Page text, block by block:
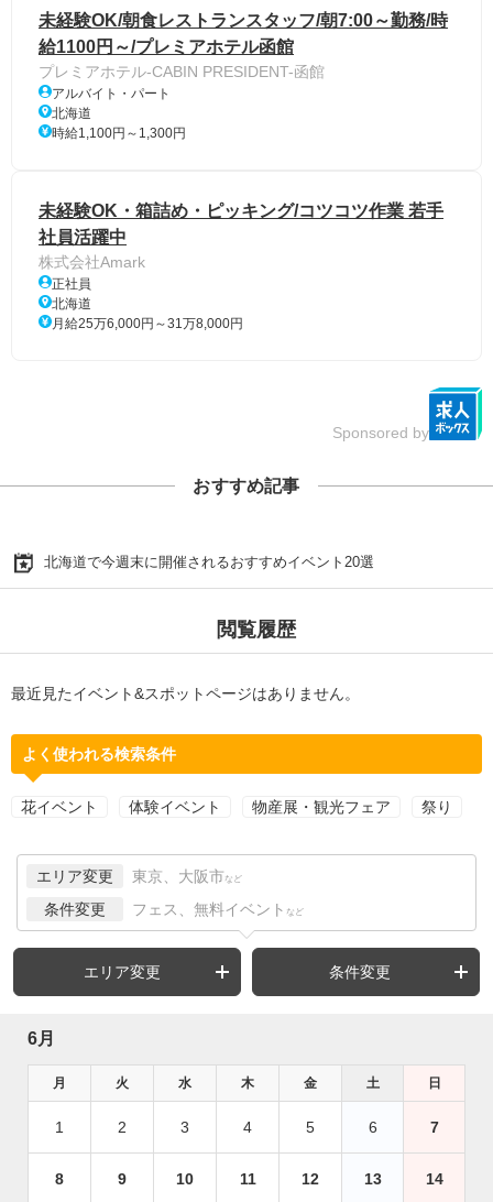
未経験OK/朝食レストランスタッフ/朝7:00～勤務/時
給1100円～/プレミアホテル函館
プレミアホテル-CABIN PRESIDENT-函館
アルバイト・パート
北海道
時給1,100円～1,300円
未経験OK・箱詰め・ピッキング/コツコツ作業 若手
社員活躍中
株式会社Amark
正社員
北海道
月給25万6,000円～31万8,000円
Sponsored by
おすすめ記事
北海道で今週末に開催されるおすすめイベント20選
閲覧履歴
最近見たイベント&スポットページはありません。
よく使われる検索条件
花イベント 体験イベント 物産展・観光フェア 祭り
エリア変更 東京、大阪市 など
条件変更 フェス、無料イベント など
エリア変更 条件変更
6月
月 火 水 木 金 土 日
1 2 3 4 5 6 7
8 9 10 11 12 13 14